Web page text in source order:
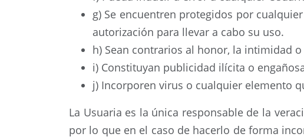
g) Se encuentren protegidos por
autorización para llevar a cabo su uso.
h) Sean contrarios al honor, la intimidad
i) Constituyan publicidad ilícita o
j) Incorporen virus o cualquier elemento
La Usuaria es la única responsable de la
por lo que en el caso de hacerlo de forma